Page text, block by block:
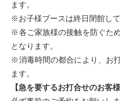
ます。
※お子様ブースは終日閉館して
※各ご家族様の接触を防ぐた
となります。
※消毒時間の都合により、お
ます。
【急を要するお打合せのお客